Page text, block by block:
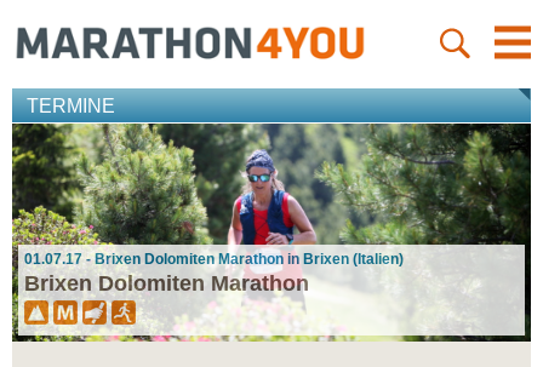
TERMINE
01.07.17 - Brixen Dolomiten Marathon in Brixen (Italien)
Brixen Dolomiten Marathon